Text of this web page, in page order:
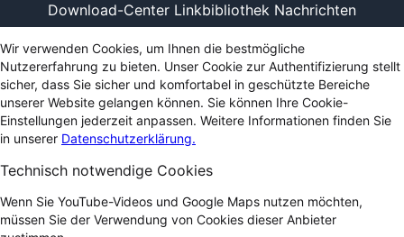
Download-Center Linkbibliothek Nachrichten
Wir verwenden Cookies, um Ihnen die bestmögliche
Nutzererfahrung zu bieten. Unser Cookie zur Authentifizierung stellt
sicher, dass Sie sicher und komfortabel in geschützte Bereiche
unserer Website gelangen können. Sie können Ihre Cookie-
Einstellungen jederzeit anpassen. Weitere Informationen finden Sie
in unserer Datenschutzerklärung.
Technisch notwendige Cookies
Wenn Sie YouTube-Videos und Google Maps nutzen möchten,
müssen Sie der Verwendung von Cookies dieser Anbieter